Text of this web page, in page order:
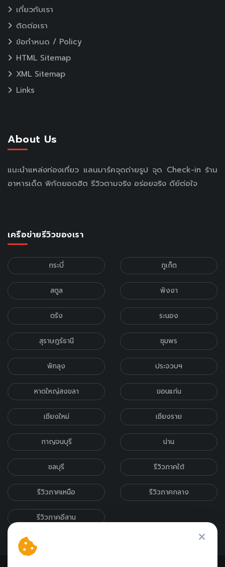
เกี่ยวกับเรา
ติดต่อเรา
ข้อกำหนด / Policy
HTML Sitemap
XML Sitemap
Links
About Us
แนะนำแหล่งท่องเที่ยว แลนมาร์คจุดถ่ายรูป จุด Check-in ร้าน
อาหารเด็ด พิกัดยอดฮิต รีวิวตามจริง อร่อยจริง ดีย์ต่อใจ
เครือข่ายรีวิวของเรา
กระบี่ ภูเก็ต
สตูล พังงา
ตรัง ระนอง
สุราษฎร์ธานี ชุมพร
พัทลุง ประจวบฯ
หาดใหญ่สงขลา ขอนแก่น
เชียงใหม่ เชียงราย
กาญจนบุรี น่าน
ชลบุรี รีวิวภาคใต้
รีวิวภาคเหนือ รีวิวภาคกลาง
รีวิวภาคอีสาน